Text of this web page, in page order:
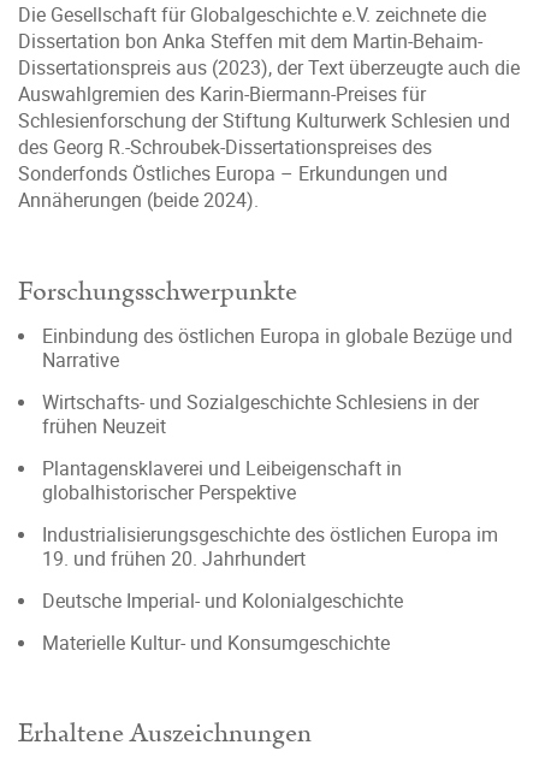
Die Gesellschaft für Globalgeschichte e.V. zeichnete die
Dissertation bon Anka Steffen mit dem Martin-Behaim-
Dissertationspreis aus (2023), der Text überzeugte auch die
Auswahlgremien des Karin-Biermann-Preises für
Schlesienforschung der Stiftung Kulturwerk Schlesien und
des Georg R.-Schroubek-Dissertationspreises des
Sonderfonds Östliches Europa – Erkundungen und
Annäherungen (beide 2024).
Forschungsschwerpunkte
Einbindung des östlichen Europa in globale Bezüge und
Narrative
Wirtschafts- und Sozialgeschichte Schlesiens in der
frühen Neuzeit
Plantagensklaverei und Leibeigenschaft in
globalhistorischer Perspektive
Industrialisierungsgeschichte des östlichen Europa im
19. und frühen 20. Jahrhundert
Deutsche Imperial- und Kolonialgeschichte
Materielle Kultur- und Konsumgeschichte
Erhaltene Auszeichnungen